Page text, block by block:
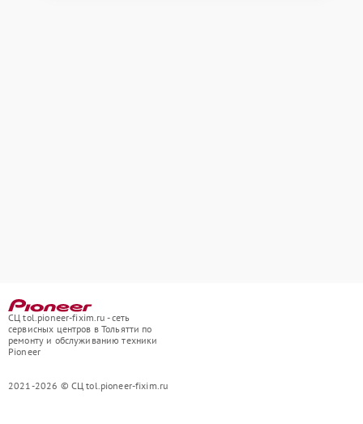
СЦ tol.pioneer-fixim.ru - сеть
сервисных центров в Тольятти по
ремонту и обслуживанию техники
Pioneer
2021-2026 © СЦ tol.pioneer-fixim.ru